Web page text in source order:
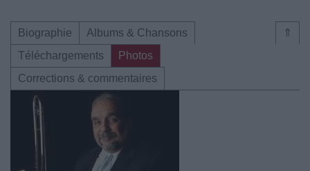
⇑
Biographie
Albums & Chansons
Téléchargements
Photos
Corrections & commentaires